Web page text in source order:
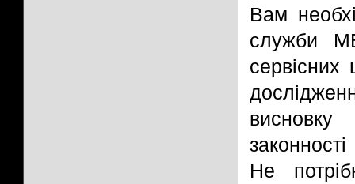
Вам
служби
Не